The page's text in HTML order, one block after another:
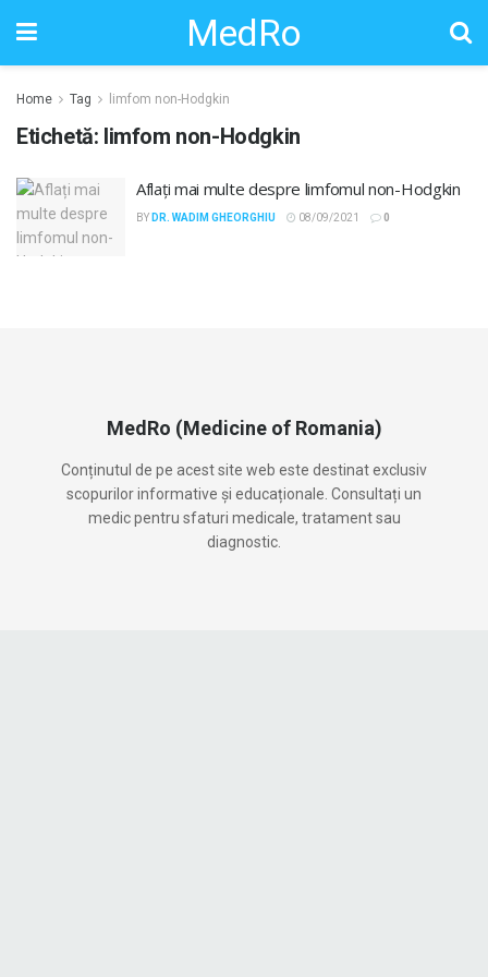
MedRo
Home Tag limfom non-Hodgkin
Etichetă: limfom non-Hodgkin
Aflați mai multe despre limfomul non-Hodgkin
BY DR. WADIM GHEORGHIU 08/09/2021 0
MedRo (Medicine of Romania)
Conținutul de pe acest site web este destinat exclusiv
scopurilor informative și educaționale. Consultați un
medic pentru sfaturi medicale, tratament sau
diagnostic.